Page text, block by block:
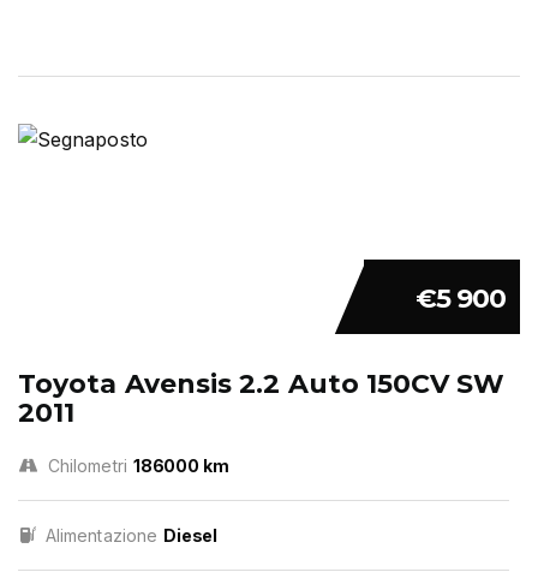
€5 900
Toyota Avensis 2.2 Auto 150CV SW
2011
Chilometri 186000 km
Alimentazione Diesel